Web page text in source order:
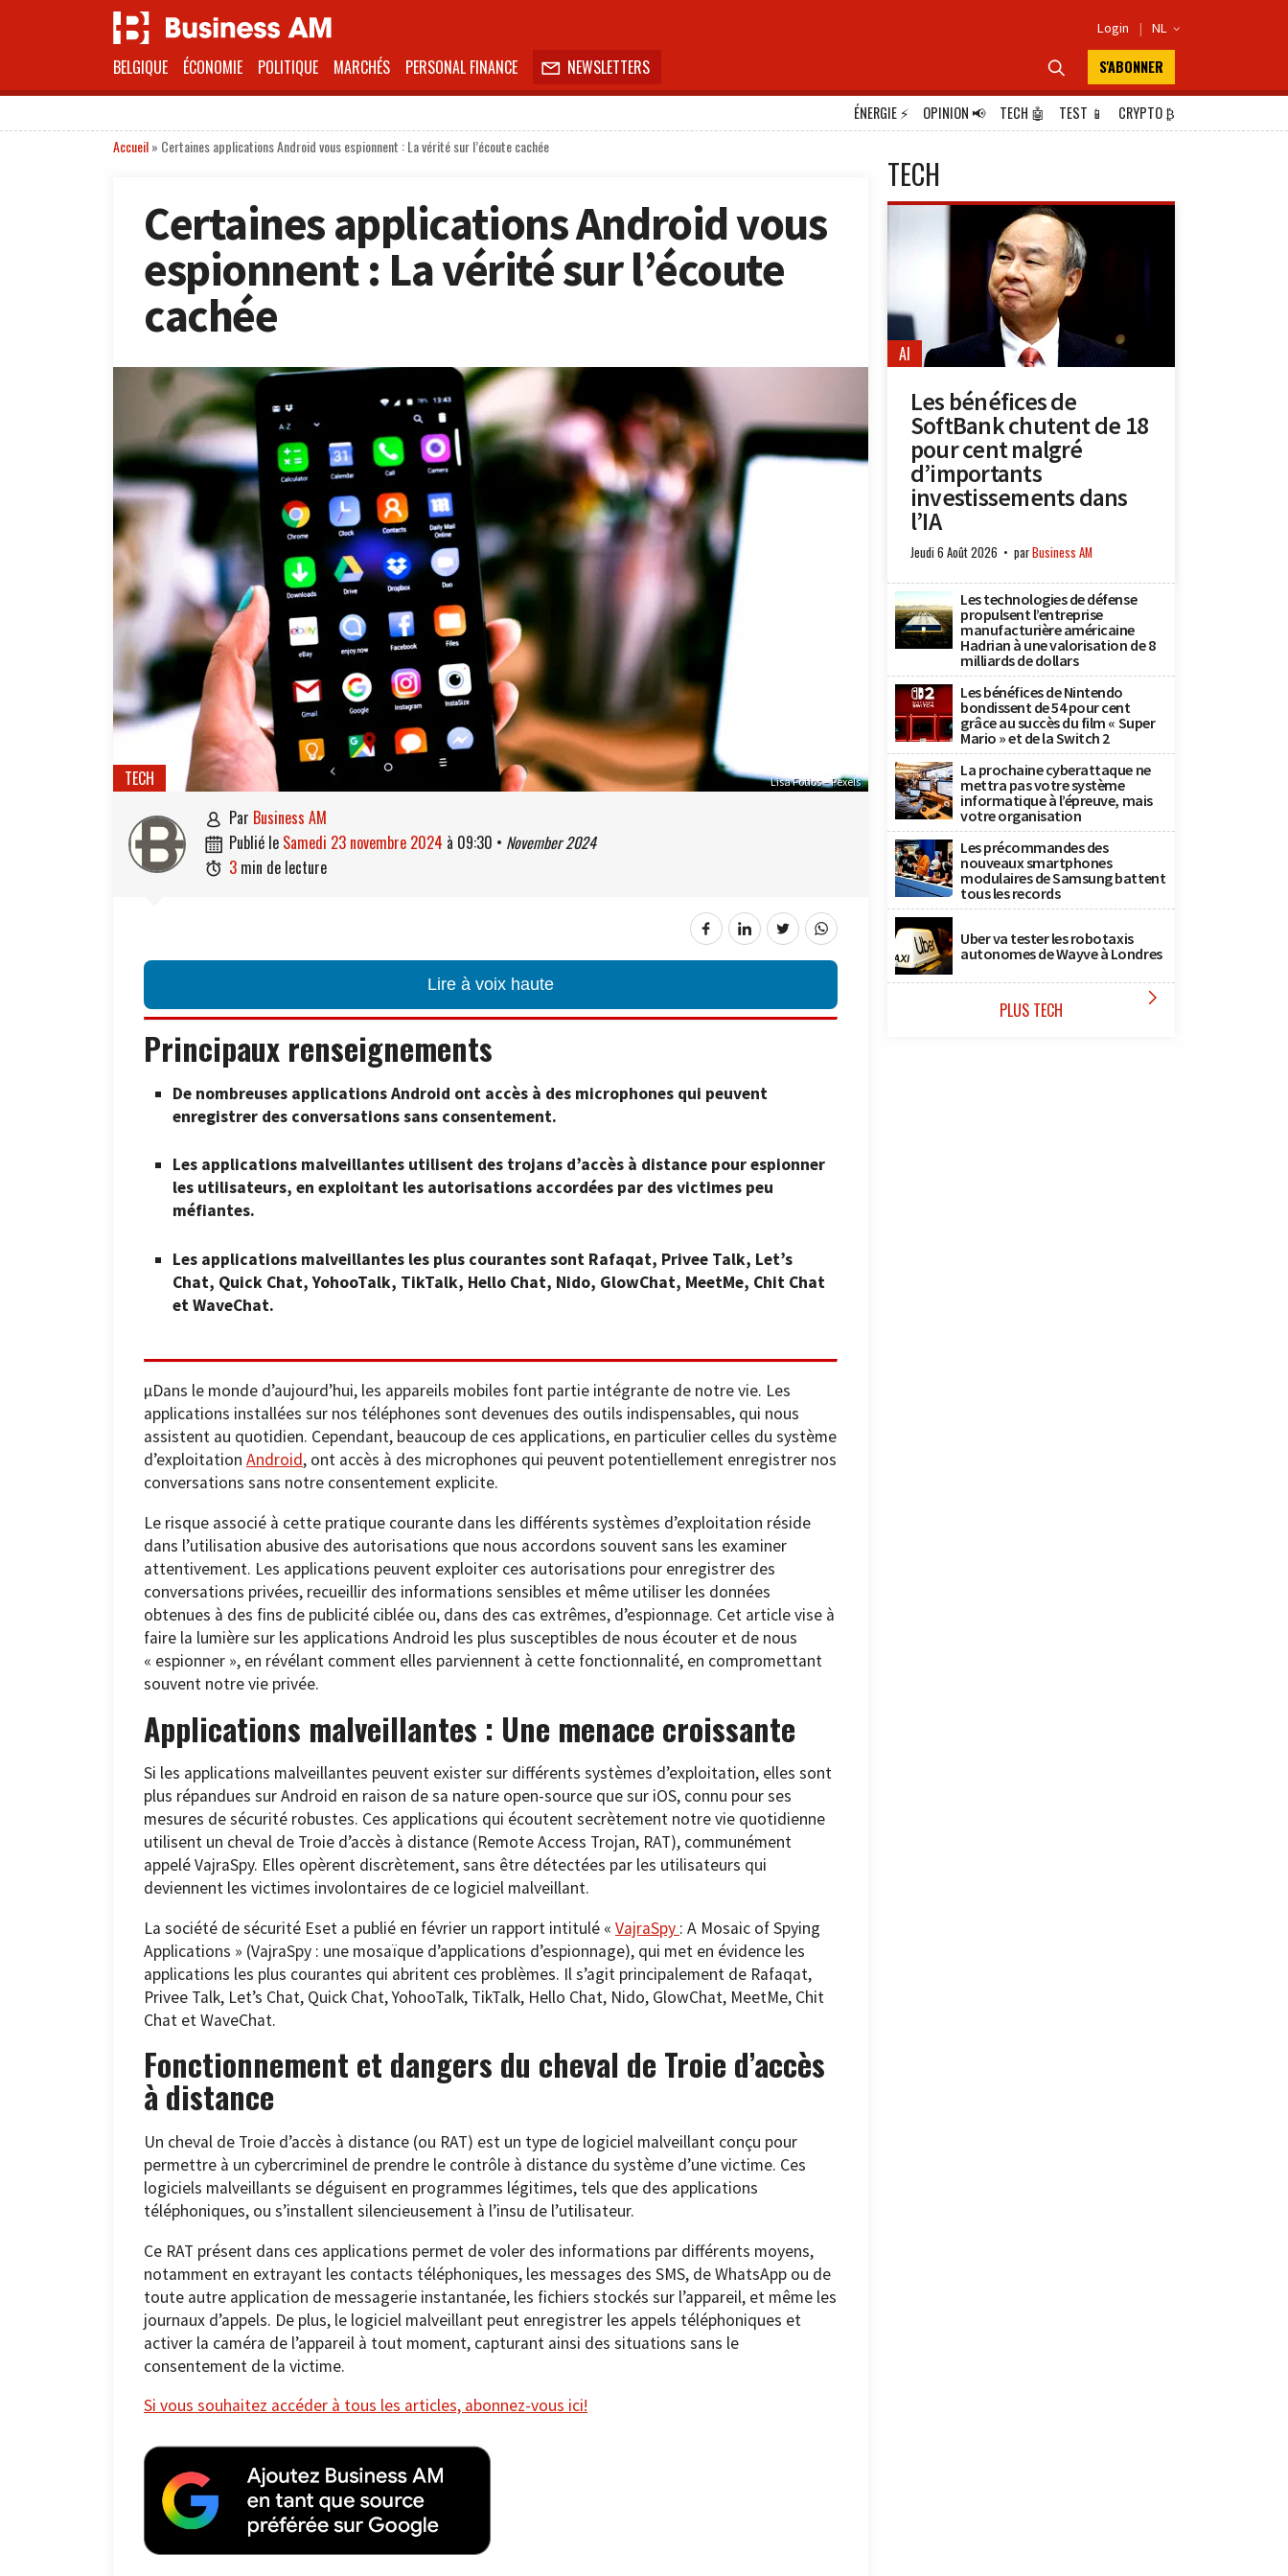
Login | NL 
BELGIQUE ÉCONOMIE POLITIQUE MARCHÉS PERSONAL FINANCE  NEWSLETTERS  S'ABONNER
ÉNERGIE⚡ OPINION📢 TECH 🤖 TEST 📱 CRYPTO₿
Accueil» Certaines applications Android vous espionnent : La vérité sur l’écoute cachée
Certaines applications Android vous
espionnent : La vérité sur l’écoute
cachée
Lisa Fotios – Pexels
TECH
 par Business AM
 publié le samedi 23 novembre 2024 à 09:30 • November 2024
 3 min de lecture
Lire à voix haute
Principaux renseignements
De nombreuses applications Android ont accès à des microphones qui peuvent
enregistrer des conversations sans consentement.
Les applications malveillantes utilisent des trojans d’accès à distance pour espionner
les utilisateurs, en exploitant les autorisations accordées par des victimes peu
méfiantes.
Les applications malveillantes les plus courantes sont Rafaqat, Privee Talk, Let’s
Chat, Quick Chat, YohooTalk, TikTalk, Hello Chat, Nido, GlowChat, MeetMe, Chit Chat
et WaveChat.
µDans le monde d’aujourd’hui, les appareils mobiles font partie intégrante de notre vie. Les
applications installées sur nos téléphones sont devenues des outils indispensables, qui nous
assistent au quotidien. Cependant, beaucoup de ces applications, en particulier celles du système
d’exploitation Android, ont accès à des microphones qui peuvent potentiellement enregistrer nos
conversations sans notre consentement explicite.
Le risque associé à cette pratique courante dans les différents systèmes d’exploitation réside
dans l’utilisation abusive des autorisations que nous accordons souvent sans les examiner
attentivement. Les applications peuvent exploiter ces autorisations pour enregistrer des
conversations privées, recueillir des informations sensibles et même utiliser les données
obtenues à des fins de publicité ciblée ou, dans des cas extrêmes, d’espionnage. Cet article vise à
faire la lumière sur les applications Android les plus susceptibles de nous écouter et de nous
« espionner », en révélant comment elles parviennent à cette fonctionnalité, en compromettant
souvent notre vie privée.
Applications malveillantes : Une menace croissante
Si les applications malveillantes peuvent exister sur différents systèmes d’exploitation, elles sont
plus répandues sur Android en raison de sa nature open-source que sur iOS, connu pour ses
mesures de sécurité robustes. Ces applications qui écoutent secrètement notre vie quotidienne
utilisent un cheval de Troie d’accès à distance (Remote Access Trojan, RAT), communément
appelé VajraSpy. Elles opèrent discrètement, sans être détectées par les utilisateurs qui
deviennent les victimes involontaires de ce logiciel malveillant.
La société de sécurité Eset a publié en février un rapport intitulé « VajraSpy : A Mosaic of Spying
Applications » (VajraSpy : une mosaïque d’applications d’espionnage), qui met en évidence les
applications les plus courantes qui abritent ces problèmes. Il s’agit principalement de Rafaqat,
Privee Talk, Let’s Chat, Quick Chat, YohooTalk, TikTalk, Hello Chat, Nido, GlowChat, MeetMe, Chit
Chat et WaveChat.
Fonctionnement et dangers du cheval de Troie d’accès
à distance
Un cheval de Troie d’accès à distance (ou RAT) est un type de logiciel malveillant conçu pour
permettre à un cybercriminel de prendre le contrôle à distance du système d’une victime. Ces
logiciels malveillants se déguisent en programmes légitimes, tels que des applications
téléphoniques, ou s’installent silencieusement à l’insu de l’utilisateur.
Ce RAT présent dans ces applications permet de voler des informations par différents moyens,
notamment en extrayant les contacts téléphoniques, les messages des SMS, de WhatsApp ou de
toute autre application de messagerie instantanée, les fichiers stockés sur l’appareil, et même les
journaux d’appels. De plus, le logiciel malveillant peut enregistrer les appels téléphoniques et
activer la caméra de l’appareil à tout moment, capturant ainsi des situations sans le
consentement de la victime.
Si vous souhaitez accéder à tous les articles, abonnez-vous ici!
TECH
AI
Les bénéfices de
SoftBank chutent de 18
pour cent malgré
d’importants
investissements dans
l’IA
Jeudi 6 Août 2026 parBusiness AM
Les technologies de défense
propulsent l’entreprise
manufacturière américaine
Hadrian à une valorisation de 8
milliards de dollars
Les bénéfices de Nintendo
bondissent de 54 pour cent
grâce au succès du film « Super
Mario » et de la Switch 2
La prochaine cyberattaque ne
mettra pas votre système
informatique à l’épreuve, mais
votre organisation
Les précommandes des
nouveaux smartphones
modulaires de Samsung battent
tous les records
Uber va tester les robotaxis
autonomes de Wayve à Londres
PLUS TECH 